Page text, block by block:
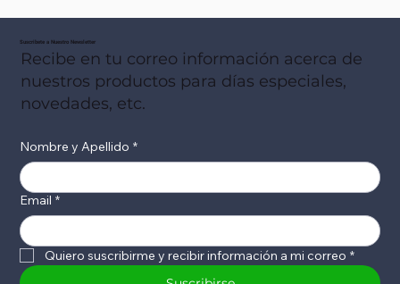
Suscribete a Nuestro Newsletter
Recibe en tu correo información acerca de
nuestros productos para días especiales,
novedades, etc.
Nombre y Apellido *
Email *
Quiero suscribirme y recibir información a mi correo *